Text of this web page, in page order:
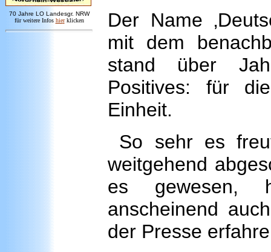
70 Jahre LO Landesgr. NRW
für weitere Infos hier klicken
Der Name
mit dem
stand über
Positives: für
Einheit.
So sehr es
weitgehend
es gewesen,
anscheinend
der Presse